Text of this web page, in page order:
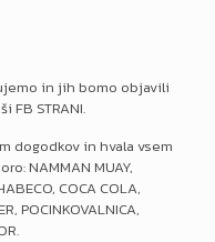
in jih bomo objavili
FB STRANI.
dogodkov in hvala vsem
NAMMAN MUAY,
COCA COLA,
POCINKOVALNICA,